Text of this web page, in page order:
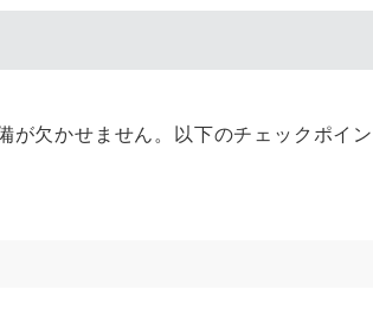
が欠かせません。以下のチェックポイン